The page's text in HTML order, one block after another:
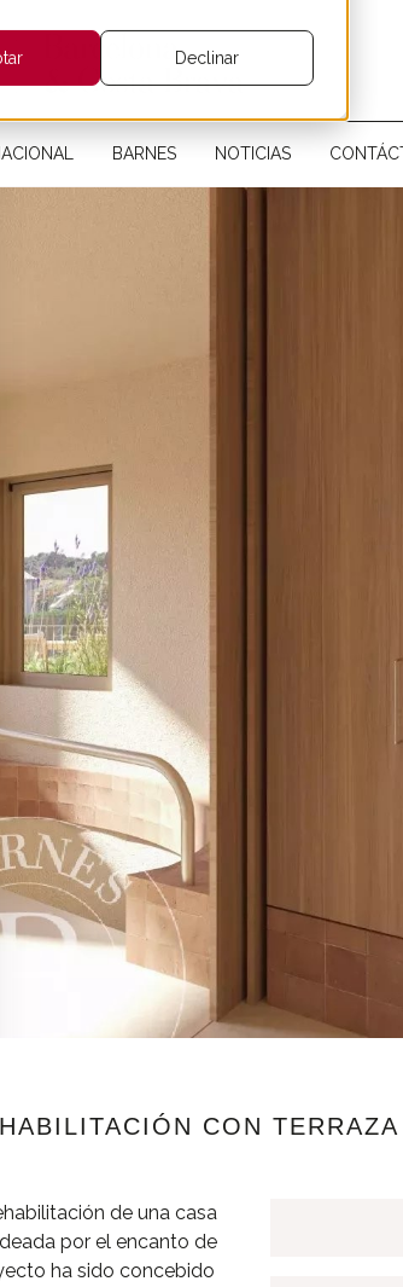
Declinar
BARNES NOTICIAS
CON
de una casa
por el encanto de
ha sido concebido